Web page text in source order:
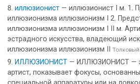
иллюзионист — иллюзионист I м. 1.
иллюзионизма иллюзионизм I 2.
иллюзионизма иллюзионизм I II м.
эстрадного искусства, владеющий
иллюзионизма иллюзионизм II
ИЛЛЮЗИОНИСТ — ИЛЛЮЗИОНИСТ —
артист, показывает фокусы,